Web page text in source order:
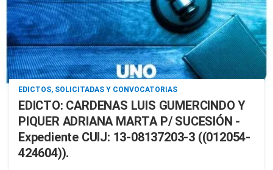
EDICTOS, SOLICITADAS Y CONVOCATORIAS
EDICTO: CARDENAS LUIS GUMERCINDO Y
PIQUER ADRIANA MARTA P/ SUCESIÓN -
Expediente CUIJ: 13-08137203-3 ((012054-
424604)).